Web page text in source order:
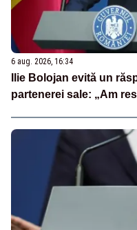
6 aug. 2026, 16:34
Ilie Bolojan evită un
partenerei sale: „Am